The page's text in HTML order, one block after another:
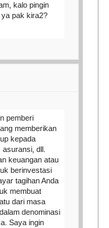
kalo pingin
pak kira2?
pemberi
memberikan
kepada
asuransi, dll.
keuangan atau
berinvestasi
tagihan Anda
membuat
dari masa
denominasi
Saya ingin